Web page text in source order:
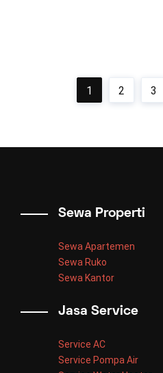
1 2 3
Sewa Properti
Sewa Apartemen
Sewa Ruko
Sewa Kantor
Jasa Service
Service AC
Service Pompa Air